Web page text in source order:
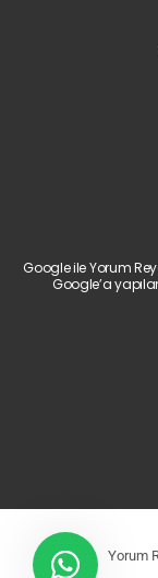
Google ile Yorum
Google’a
Yorum